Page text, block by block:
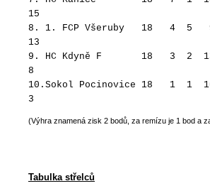
15
8. 1. FCP Všeruby 18 4
13
9. HC Kdyně F 18 3 2
8
10.Sokol Pocinovice 18 1 1
3
(Výhra znamená zisk 2 bodů, za remízu je 1 bod a
Tabulka střelců